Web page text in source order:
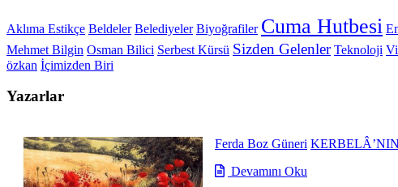
Aklıma Estikçe Beldeler Belediyeler Biyoğrafiler Cuma Hutbesi
Mehmet Bilgin Osman Bilici Serbest Kürsü Sizden Gelenler Teknoloji
özkan İçimizden Biri
Yazarlar
Ferda Boz Güneri
Devamını Oku